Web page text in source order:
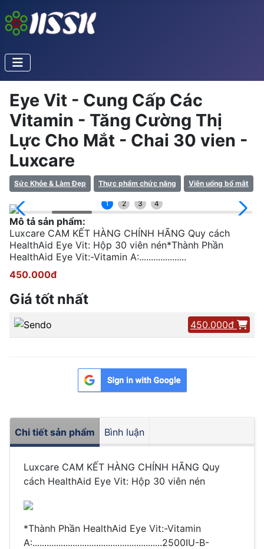
Eye Vit - Cung Cấp Các
Vitamin - Tăng Cường Thị
Lực Cho Mắt - Chai 30 vien -
Luxcare
Sức Khỏe & Làm Đẹp Thực phẩm chức năng Viên uống bổ mắt
1 2 3 4
Mô tả sản phẩm:
Luxcare CAM KẾT HÀNG CHÍNH HÃNG Quy cách
HealthAid Eye Vit: Hộp 30 viên nén*Thành Phần
HealthAid Eye Vit:-Vitamin A:....................
450.000đ
Giá tốt nhất
450.000đ
Chi tiết sản phẩm Bình luận
Luxcare CAM KẾT HÀNG CHÍNH HÃNG Quy
cách HealthAid Eye Vit: Hộp 30 viên nén
*Thành Phần HealthAid Eye Vit:-Vitamin
A:.......................................................2500IU-B-